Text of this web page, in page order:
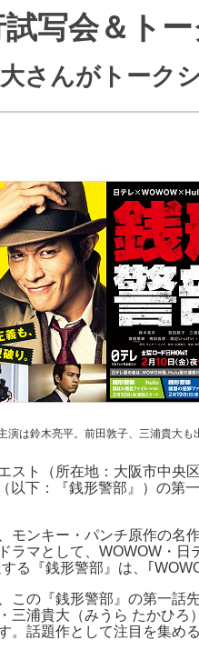
ナンス情報
写会＆ト
さんがトーク
演は鈴木亮平。前田敦子、三浦貴大も
スト（所在地：大阪市中
下：『銭形警部』）の第
モンキー・パンチ原作の名
ラマとして、WOWOW・
る『銭形警部』は、｢
この『銭形警部』の第一話
三浦貴大（みうら たかひ
。話題作として注目を集め